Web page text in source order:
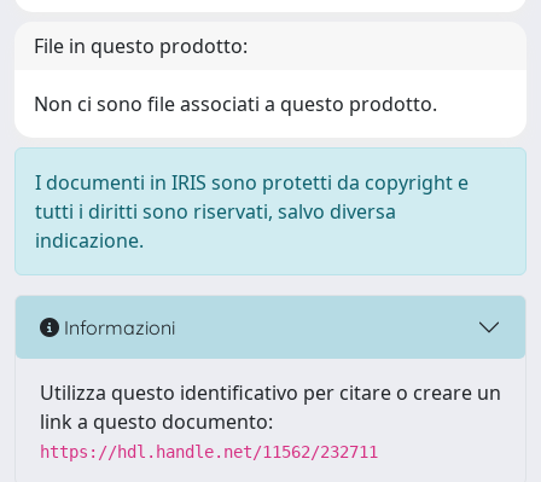
File in questo prodotto:
Non ci sono file associati a questo prodotto.
I documenti in IRIS sono protetti da copyright e
tutti i diritti sono riservati, salvo diversa
indicazione.
Informazioni
Utilizza questo identificativo per citare o creare un
link a questo documento:
https://hdl.handle.net/11562/232711